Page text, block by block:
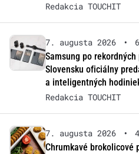
Redakcia TOUCHIT
7. augusta 2026 •
Samsung po
Slovensku oficiálny
a inteligentných
Redakcia TOUCHIT
7. augusta 2026 •
Chrumkavé brokolicové